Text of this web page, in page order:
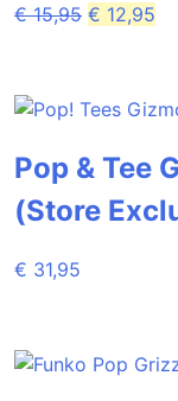
€15,95 € 12,95
Pop & Tee
(Store
€ 31,95